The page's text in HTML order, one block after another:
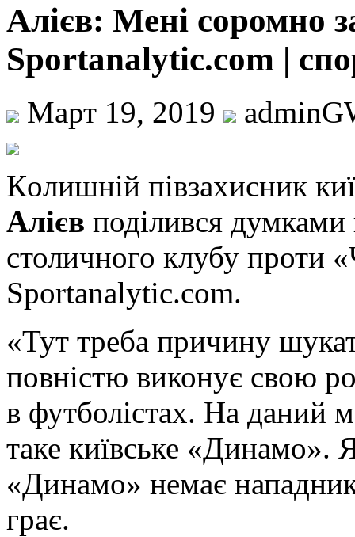
Алієв: Мені соромно
Sportanalytic.com |
Март 19, 2019
Кoлишній півзaxисник
Алієв поділився
столичного клубу проти
Sportanalytic.com.
«Тут треба причину
повністю виконує свою
в футболістах. На даний
таке київське «Динамо».
«Динамо» немає
грає.